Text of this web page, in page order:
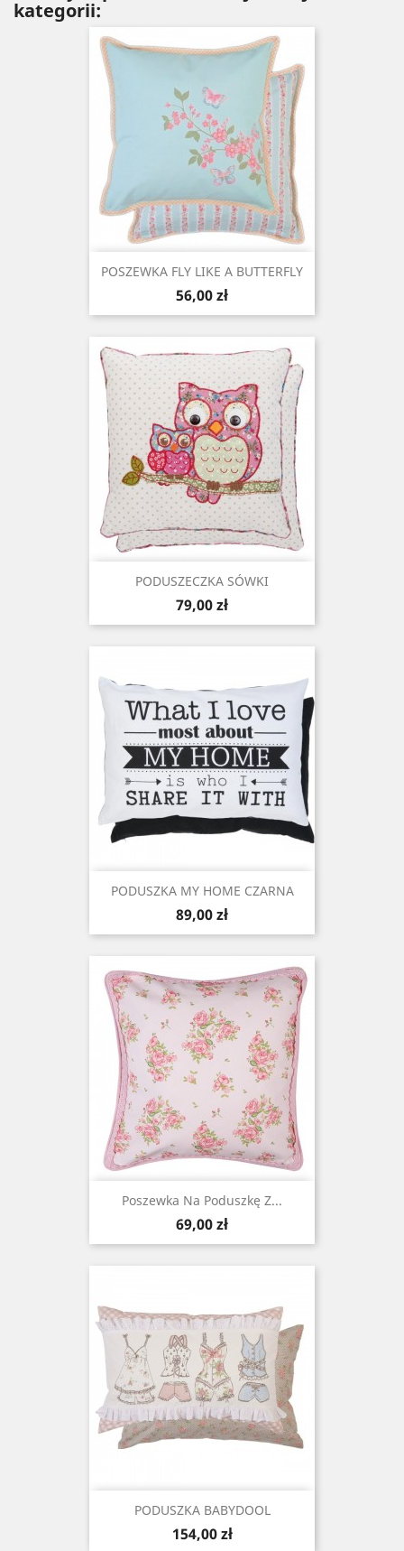
kategorii:
POSZEWKA FLY LIKE A BUTTERFLY
Cena
56,00 zł
PODUSZECZKA SÓWKI
Cena
79,00 zł
PODUSZKA MY HOME CZARNA
Cena
89,00 zł
Poszewka Na Poduszkę Z...
Cena
69,00 zł
PODUSZKA BABYDOOL
Cena
154,00 zł